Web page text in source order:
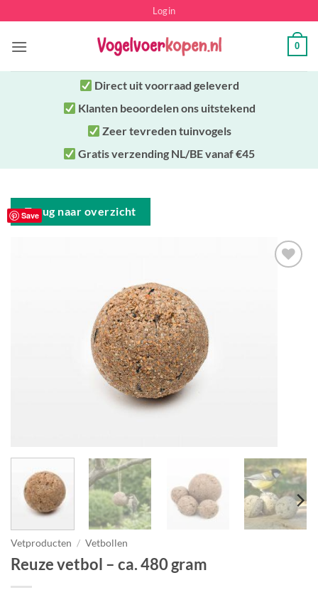
naar
inhoud
Login
0
Direct uitvoorraad geleverd
Klanten beoordelen ons uitstekend
Zeer tevreden tuinvogels
Gratis verzending NL/BE vanaf €45
Terug naar overzicht
Save
Vetproducten / Vetbollen
Reuze vetbol – ca. 480 gram